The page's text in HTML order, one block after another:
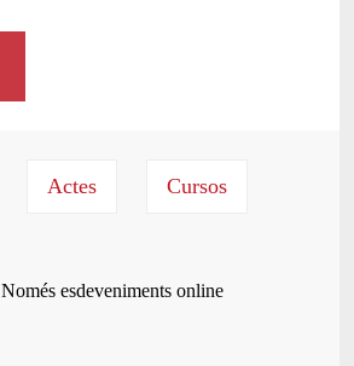
Només esdeveniments online